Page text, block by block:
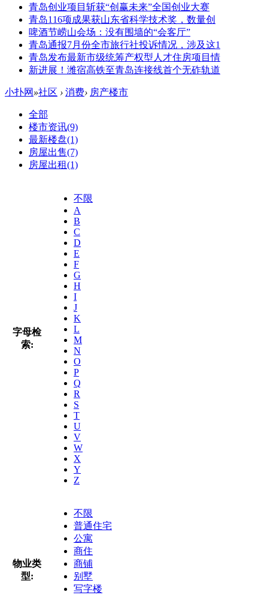
青岛创业项目斩获“创赢未来”全国创业大赛
青岛116项成果获山东省科学技术奖，数量创
啤酒节崂山会场：没有围墙的“会客厅”
青岛通报7月份全市旅行社投诉情况，涉及这1
青岛发布最新市级统筹产权型人才住房项目情
新进展！潍宿高铁至青岛连接线首个无砟轨道
小扑网 »社区 › 消费› 房产楼市
全部
楼市资讯(9)
最新楼盘(1)
房屋出售(7)
房屋出租(1)
字母检
索:
不限
A
B
C
D
E
F
G
H
I
J
K
L
M
N
O
P
Q
R
S
T
U
V
W
X
Y
Z
物业类
型:
不限
普通住宅
公寓
商住
商铺
别墅
写字楼